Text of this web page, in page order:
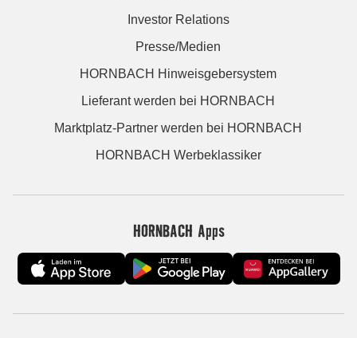
Investor Relations
Presse/Medien
HORNBACH Hinweisgebersystem
Lieferant werden bei HORNBACH
Marktplatz-Partner werden bei HORNBACH
HORNBACH Werbeklassiker
HORNBACH Apps